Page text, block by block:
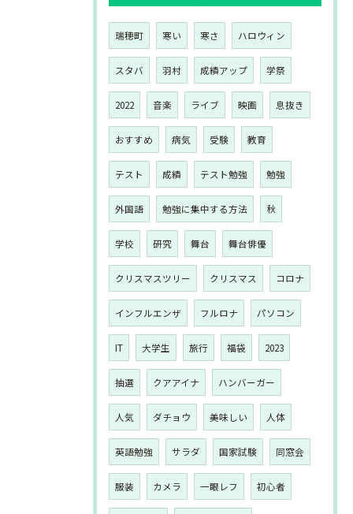
瑞穂町 寒い 寒さ ハロウィン
スタバ 羽村 成績アップ 学祭
2022 音楽 ライブ 映画 息抜き
おすすめ 病気 受験 教育
テスト 成績 テスト勉強 勉強
外国語 勉強に集中する方法 秋
学校 研究 舞台 舞台俳優
クリスマスツリー クリスマス コロナ
インフルエンザ フルロナ パソコン
IT 大学生 旅行 福袋 2023
抽選 クアアイナ ハンバーガー
人気 ダチョウ 美味しい 人体
英語勉強 サラダ 国家試験 同窓会
服装 カメラ 一眼レフ 初心者